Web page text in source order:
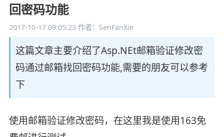
回密码功能
2017-10-17 09:05:23作者：SenFanXie
这篇文章主要介绍了Asp.NEt邮箱验证修改密
码通过邮箱找回密码功能,需要的朋友可以参考
下
使用邮箱验证修改密码，在这里我是使用163免